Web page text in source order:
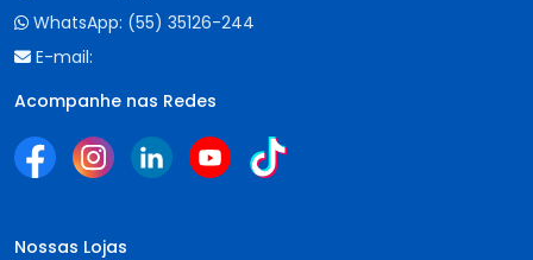
WhatsApp: (55) 35126-244
E-mail:
Acompanhe nas Redes
Nossas Lojas